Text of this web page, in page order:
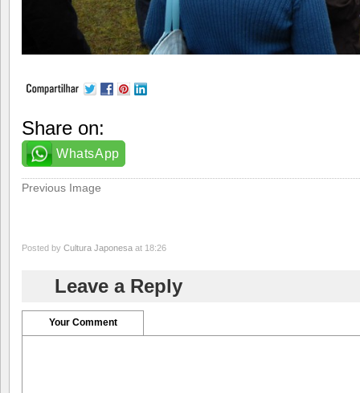
Share on:
WhatsApp
Previous Image
Posted by Cultura Japonesa at 18:26
Leave a Reply
Your Comment